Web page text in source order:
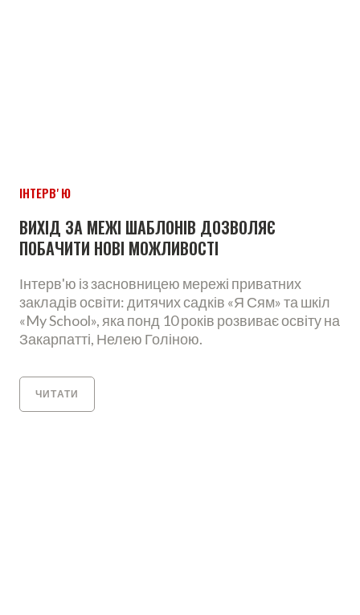
ІНТЕРВʼЮ
ВИХІД ЗА МЕЖІ ШАБЛОНІВ ДОЗВОЛЯЄ
ПОБАЧИТИ НОВІ МОЖЛИВОСТІ
Інтерв'ю із засновницею мережі приватних
закладів освіти: дитячих садків «Я Сям» та шкіл
«My School», яка понд 10 років розвиває освіту на
Закарпатті, Нелею Голіною.
ЧИТАТИ